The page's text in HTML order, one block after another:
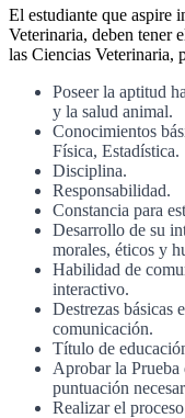
El estudiante que aspire
Veterinaria, deben tener
las Ciencias Veterinaria,
Poseer la aptitud
y la salud animal.
Conocimientos
Física, Estadística.
Disciplina.
Responsabilidad.
Constancia para
Desarrollo de su
morales, éticos y
Habilidad de
interactivo.
Destrezas básicas
comunicación.
Título de
Aprobar la
puntuación
Realizar el